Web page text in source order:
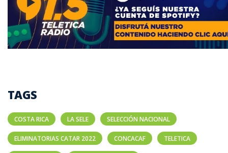
TAGS
COSTA RICA LA SELE SELECCIÓN NACIONAL
ELIMINATORIAS CATAR 2022 CONCACAF TELETICA